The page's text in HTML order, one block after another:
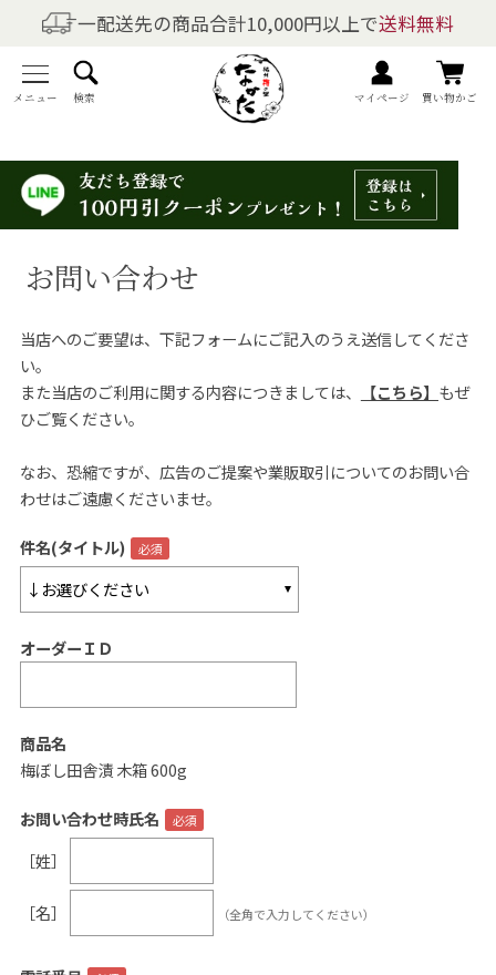
一配送先の商品合計10,000円以上で送料無料
メニュー 検索 マイページ 買い物かご
商品を探す
全商品一覧
梅干しの商品一覧
梅酒の商品一覧
梅製品・その他の商品一覧
メニュー
トップページ
マイページ
初めての方へ ご利用ガイド
ギフトサービス
お問い合わせ
0120-12-2486
【営業時間】8:30～17:30
休業日：日曜・祝日／土曜は不定休
お問い合わせ
当店へのご要望は、下記フォームにご記入のうえ送信してくださ
い。
また当店のご利用に関する内容につきましては、
【こちら】 もぜ
ひご覧ください。
なお、恐縮ですが、広告のご提案や業販取引についてのお問い合
わせはご遠慮くださいませ。
件名(タイトル)
オーダーＩＤ
商品名
梅ぼし田舎漬 木箱 600g
お問い合わせ時氏名
［姓］
［名］ （全角で入力してください）